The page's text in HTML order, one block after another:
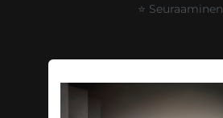
⭐ Seuraaminen